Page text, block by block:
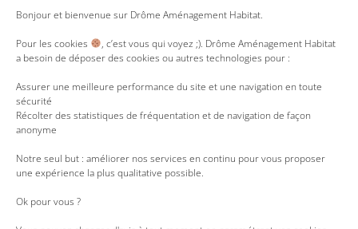
Bonjour et bienvenue sur Drôme Aménagement Habitat.
Pour les cookies
, c’est vous qui voyez ;). Drôme Aménagement Habitat
a besoin de déposer des cookies ou autres technologies pour :
Assurer une meilleure performance du site et une navigation en toute
sécurité
Récolter des statistiques de fréquentation et de navigation de façon
anonyme
Notre seul but : améliorer nos services en continu pour vous proposer
une expérience la plus qualitative possible.
Ok pour vous ?
Y
o
u
t
u
e
T
w
t
t
r
L
i
k
e
i
R
s
s
I
n
s
t
a
r
m